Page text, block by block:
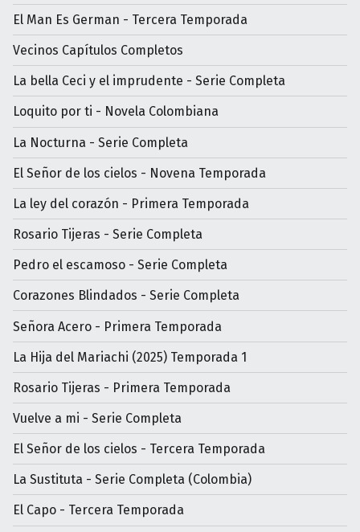
El Man Es German - Tercera Temporada
Vecinos Capítulos Completos
La bella Ceci y el imprudente - Serie Completa
Loquito por ti - Novela Colombiana
La Nocturna - Serie Completa
El Señor de los cielos - Novena Temporada
La ley del corazón - Primera Temporada
Rosario Tijeras - Serie Completa
Pedro el escamoso - Serie Completa
Corazones Blindados - Serie Completa
Señora Acero - Primera Temporada
La Hija del Mariachi (2025) Temporada 1
Rosario Tijeras - Primera Temporada
Vuelve a mi - Serie Completa
El Señor de los cielos - Tercera Temporada
La Sustituta - Serie Completa (Colombia)
El Capo - Tercera Temporada